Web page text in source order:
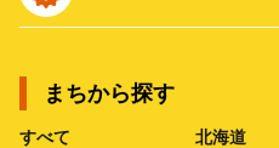
まちから探す
すべて 北海道